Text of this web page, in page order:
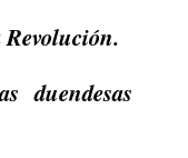
Revolución.
duendesas